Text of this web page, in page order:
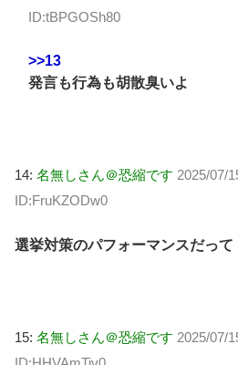
ID:tBPGOSh80
>>13
発言も行為も胡散臭いよ
14: 名無しさん＠恐縮です 2025/07/
ID:FruKZODw0
選挙対策のパフォーマンスだっ
15: 名無しさん＠恐縮です 2025/07/